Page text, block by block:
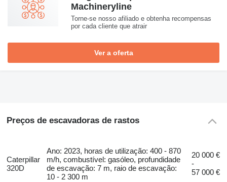
Machineryline
Torne-se nosso afiliado e obtenha recompensas
por cada cliente que atrair
Ver a oferta
Preços de escavadoras de rastos
Caterpillar
320D
Ano: 2023, horas de utilização: 400 - 870
m/h, combustível: gasóleo, profundidade
de escavação: 7 m, raio de escavação:
10 - 2 300 m
20 000 €
-
57 000 €